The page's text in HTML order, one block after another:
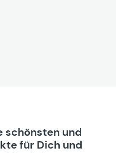
schönsten und
für Dich und